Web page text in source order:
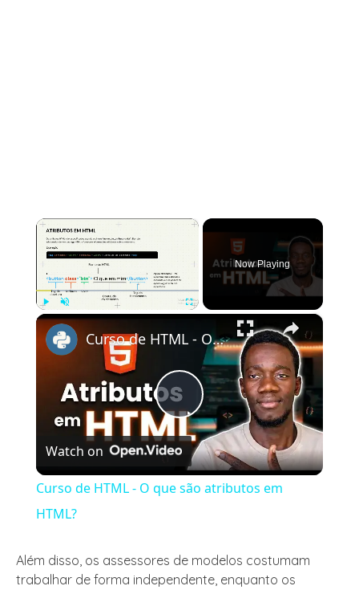
×
Now Playing
×
Play
Video
Curso de HTML - O que são atributos em HTML?
Watch on
Curso de HTML - O que são atributos em
HTML?
Além disso, os assessores de modelos costumam
trabalhar de forma independente, enquanto os